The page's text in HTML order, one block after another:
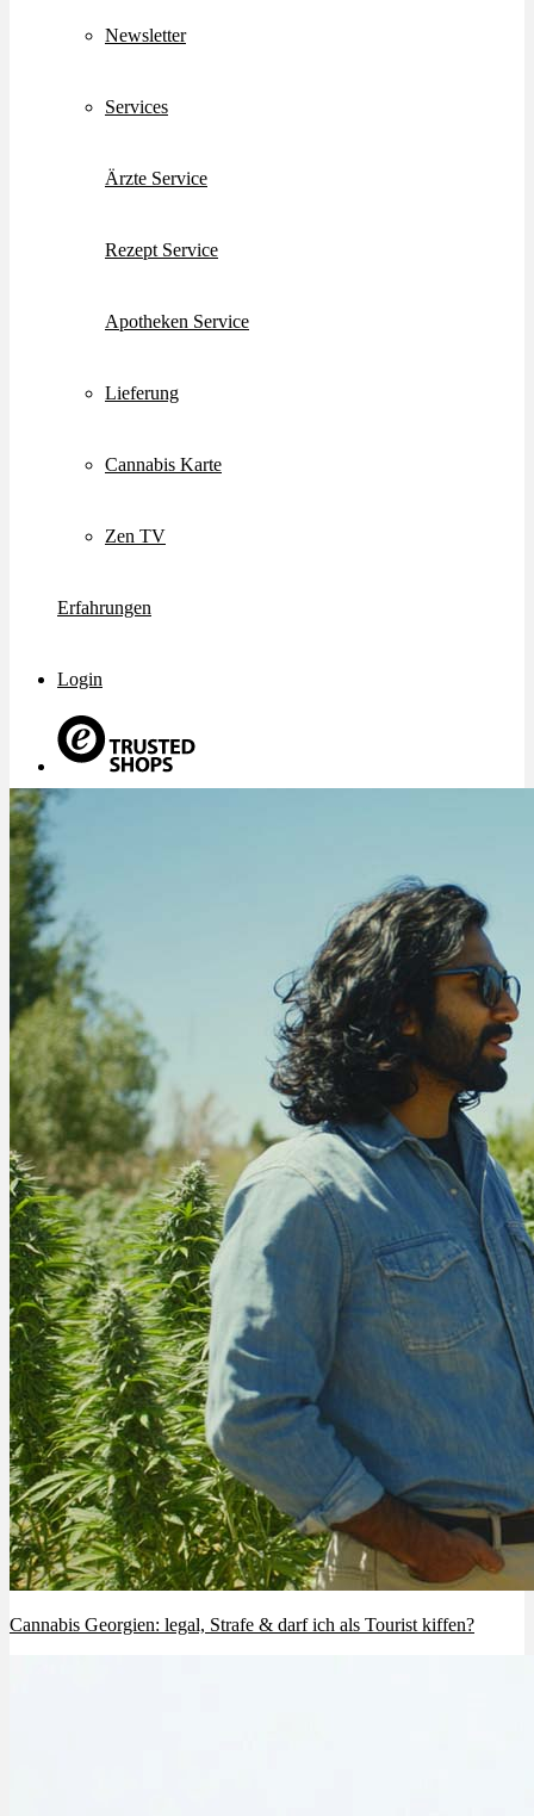
Newsletter
Services
Ärzte Service
Rezept Service
Apotheken Service
Lieferung
Cannabis Karte
Zen TV
Erfahrungen
Login
Cannabis Georgien: legal, Strafe & darf ich als Tourist kiffen?